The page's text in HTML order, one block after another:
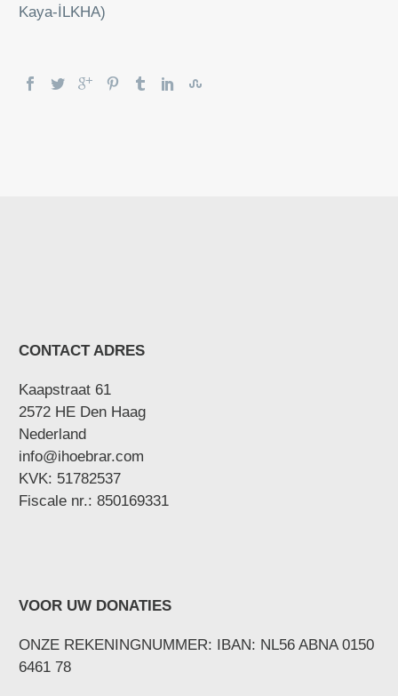
Kaya-İLKHA)
CONTACT ADRES
Kaapstraat 61
2572 HE Den Haag
Nederland
info@ihoebrar.com
KVK: 51782537
Fiscale nr.: 850169331
VOOR UW DONATIES
ONZE REKENINGNUMMER: IBAN: NL56 ABNA 0150
6461 78